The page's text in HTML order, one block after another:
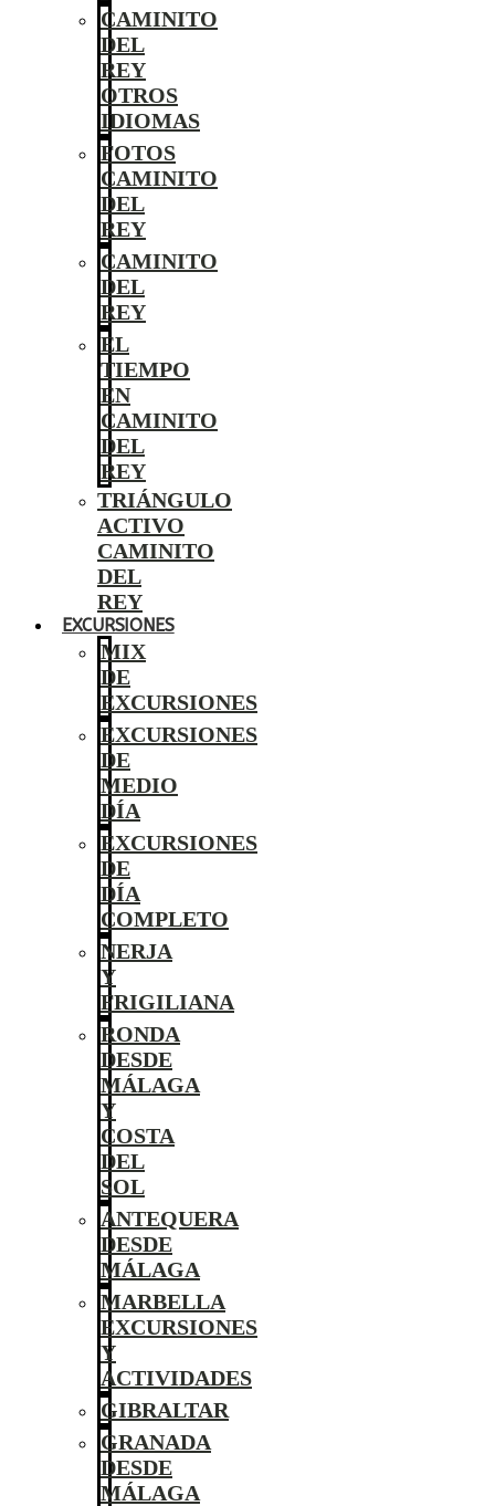
CAMINITO
DEL
REY
OTROS
IDIOMAS
FOTOS
CAMINITO
DEL
REY
CAMINITO
DEL
REY
EL
TIEMPO
EN
CAMINITO
DEL
REY
TRIÁNGULO
ACTIVO
CAMINITO
DEL
REY
EXCURSIONES
MIX
DE
EXCURSIONES
EXCURSIONES
DE
MEDIO
DÍA
EXCURSIONES
DE
DÍA
COMPLETO
NERJA
Y
FRIGILIANA
RONDA
DESDE
MÁLAGA
Y
COSTA
DEL
SOL
ANTEQUERA
DESDE
MÁLAGA
MARBELLA
EXCURSIONES
Y
ACTIVIDADES
GIBRALTAR
GRANADA
DESDE
MÁLAGA